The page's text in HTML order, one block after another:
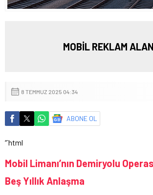
MOBİL REKLAM
8 TEMMUZ 2025 04:34
ABONE OL
“`html
Mobil Limanı’nın Demiryolu
Beş Yıllık Anlaşma